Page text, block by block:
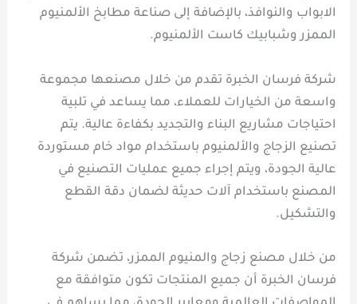
الابواب والنوافذ، بالإضافة إلى صناعة مطابخ الألمنيوم
الممزر وشبابيك كاست الألمنيوم.
شركة فرسان الخبرة تقدم من خلال مصنعها مجموعة
واسعة من الخيارات للعملاء، مما يساعد في تلبية
احتياجات مشاريع البناء والتجديد بكفاءة عالية. يتم
تصنيع الزجاج والألمنيوم باستخدام مواد خام مستوردة
عالية الجودة، ويتم إجراء جميع عمليات التصنيع في
المصنع باستخدام آلات حديثة لضمان دقة القطع
والتشكيل.
من خلال مصنع زجاج والمنيوم الممزر، تضمن شركة
فرسان الخبرة أن جميع المنتجات تكون متوافقة مع